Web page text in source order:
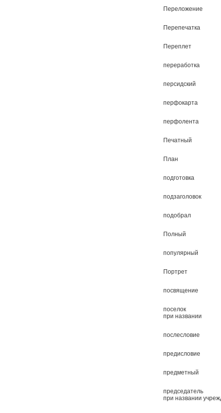
Переложение
Перепечатка
Переплет
переработка
персидский
перфокарта
перфолента
Печатный
План
подготовка
подзаголовок
подобрал
Полный
популярный
Портрет
посвящение
поселок
при названии
послесловие
предисловие
предметный
председатель
при названии